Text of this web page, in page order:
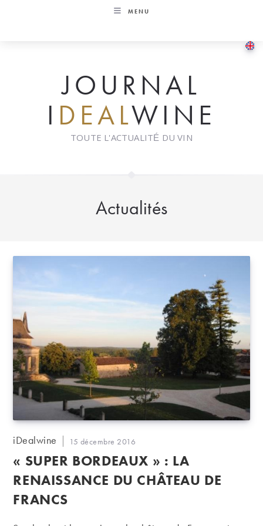
MENU
JOURNAL
I DEALWINE
TOUTE L'ACTUALITÉ DU VIN
Actualités
Auteur/autrice
la
publication :
iDealwine
Publication
15 décembre 2016
« SUPER BORDEAUX » : LA
RENAISSANCE DU CHÂTEAU DE
FRANCS